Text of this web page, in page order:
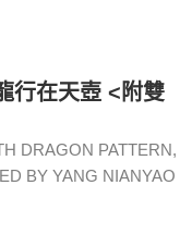
行在天壺 <附雙
DRAGON PATTERN,
BY YANG NIANYAO